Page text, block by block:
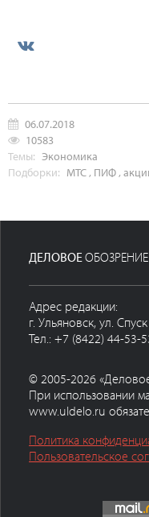
06.07.2018
10583
Темы: Экономика
Подборки: МТС , ПИФ ,
ДЕЛОВОЕ ОБОЗРЕНИЕ
Адрес редакции:
г. Ульяновск, ул.
Тел.: +7 (8422) 44-53-
© 2005-2026
При использовании
www.uldelo.ru
Политика
Пользовательское